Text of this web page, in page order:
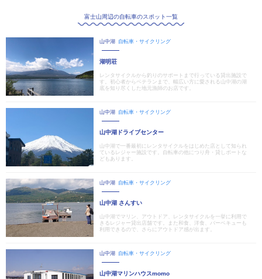
富士山周辺の自転車のスポット一覧
山中湖 自転車・サイクリング
湖明荘
レンタサイクルから釣りのサポートまで行っている貸出施設で
す。初心者からベテランまで、幅広い方に愛される山中湖の湖
底を知り尽くした地元漁師のお店です。
山中湖 自転車・サイクリング
山中湖ドライブセンター
山中湖で一番最初にレンタサイクルをはじめた店として知られ
ているレジャー施設です。自転車の他につり舟・貸しボートな
どもあります。
山中湖 自転車・サイクリング
山中湖 さんすい
山中湖でマリン、アウトドア、レンタサイクルを一挙に利用で
きるレジャー貸出店舗です。また和食、洋食、バーベキューも
利用できるので、さらにアウトドア感が出ます。
山中湖 自転車・サイクリング
山中湖マリンハウスmomo